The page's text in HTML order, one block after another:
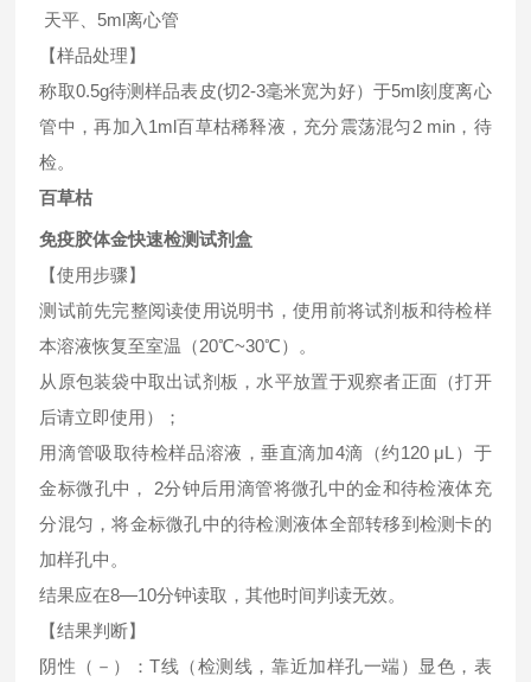
天平、5ml离心管
【样品处理】
称取0.5g待测样品表皮(切2-3毫米宽为好）于5ml刻度离心
管中，再加入1ml百草枯稀释液，充分震荡混匀2 min，待
检。
百草枯
免疫胶体金快速检测试剂盒
【使用步骤】
测试前先完整阅读使用说明书，使用前将试剂板和待检样
本溶液恢复至室温（20℃~30℃）。
从原包装袋中取出试剂板，水平放置于观察者正面（打开
后请立即使用）；
用滴管吸取待检样品溶液，垂直滴加4滴（约120 μL）于
金标微孔中， 2分钟后用滴管将微孔中的金和待检液体充
分混匀，将金标微孔中的待检测液体全部转移到检测卡的
加样孔中。
结果应在8—10分钟读取，其他时间判读无效。
【结果判断】
阴性（－）：T线（检测线，靠近加样孔一端）显色，表